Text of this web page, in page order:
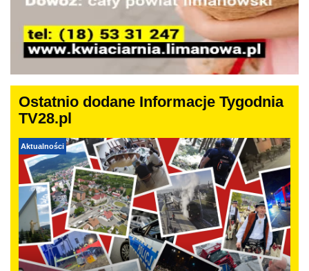
Ostatnio dodane Informacje Tygodnia
TV28.pl
Aktualności